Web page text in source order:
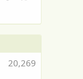
20,269